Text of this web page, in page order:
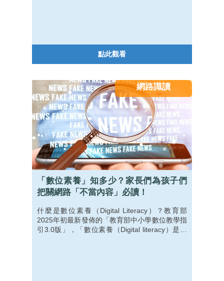
點此觀看
網路識讀
「數位素養」知多少？家長們為孩子們
把關網路「不當內容」必讀！
什麼是數位素養（Digital Literacy）？教育部
2025年初最新發佈的「教育部中小學數位教學指
引3.0版」，「數位素養（Digital literacy）是指